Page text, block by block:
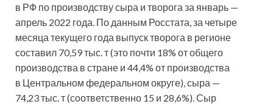
в РФ по производству сыра и творога за январь —
апрель 2022 года. По данным Росстата, за четыре
месяца текущего года выпуск творога в регионе
составил 70,59 тыс. т (это почти 18% от общего
производства в стране и 44,4% от производства
в Центральном федеральном округе), сыра —
74,23 тыс. т (соответственно 15 и 28,6%). Сыр